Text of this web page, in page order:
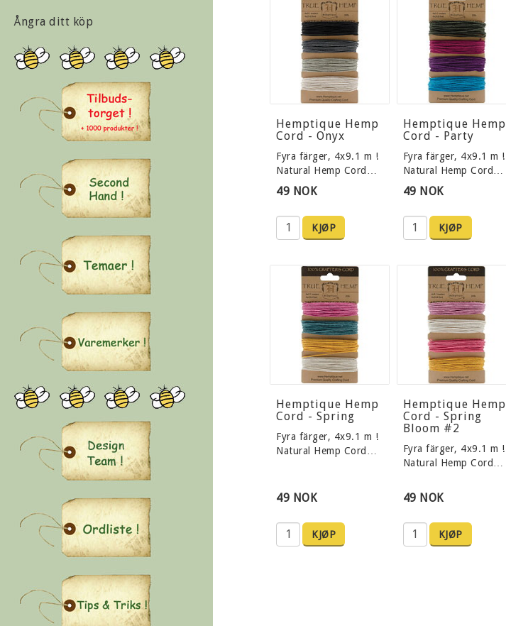
Ångra ditt köp
Hemptique Hemp
Cord - Onyx
Fyra färger, 4x9.1 m !
Natural Hemp Cord…
49 NOK
KJØP
Hemptique Hemp
Cord - Party
Fyra färger, 4x9.1 m !
Natural Hemp Cord…
49 NOK
KJØP
Hemptique Hemp
Cord - Spring
Fyra färger, 4x9.1 m !
Natural Hemp Cord…
49 NOK
KJØP
Hemptique Hemp
Cord - Spring
Bloom #2
Fyra färger, 4x9.1 m !
Natural Hemp Cord…
49 NOK
KJØP